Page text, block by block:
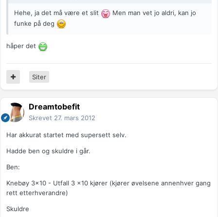
Hehe, ja det må være et slit
Men man vet jo aldri, kan jo
funke på deg
håper det
Siter
Dreamtobefit
Skrevet 27. mars 2012
Har akkurat startet med supersett selv.
Hadde ben og skuldre i går.
Ben:
Knebøy 3x10 - Utfall 3 x10 kjører (kjører øvelsene annenhver gang
rett etterhverandre)
Skuldre